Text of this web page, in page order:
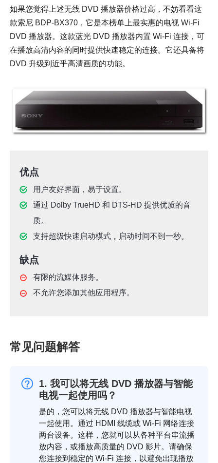
如果您觉得上述无线 DVD 播放器价格过高，不妨看看这
款索尼 BDP-BX370，它是本榜单上最实惠的电视 Wi-Fi
DVD 播放器。这款蓝光 DVD 播放器内置 Wi-Fi 连接，可
在播放高清内容的同时提供快速稳定的连接。它还具备将
DVD 升级到近乎高清画质的功能。
优点
用户友好界面，易于设置。
通过 Dolby TrueHD 和 DTS-HD 提供优质的音
质。
支持超级快速启动模式，启动时间不到一秒。
缺点
有限的流媒体服务。
不允许您添加其他应用程序。
常见问题解答
1. 我可以将无线 DVD 播放器与智能
电视一起使用吗？
是的，您可以将无线 DVD 播放器与智能电视
一起使用。通过 HDMI 线缆或 Wi-Fi 网络连接
两台设备。这样，您就可以从各种平台串流播
放内容，或播放高质量的 DVD 影片。请确保
您连接到稳定的 Wi-Fi 连接，以避免出现播放